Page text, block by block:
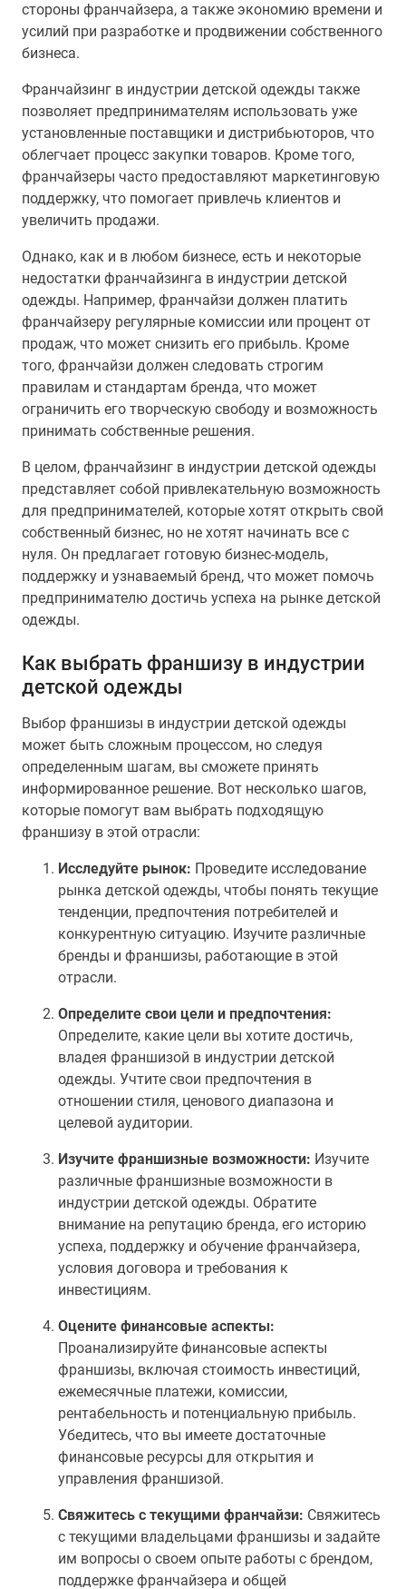
стороны франчайзера, а также экономию времени и
усилий при разработке и продвижении собственного
бизнеса.
Франчайзинг в индустрии детской одежды также
позволяет предпринимателям использовать уже
установленные поставщики и дистрибьюторов, что
облегчает процесс закупки товаров. Кроме того,
франчайзеры часто предоставляют маркетинговую
поддержку, что помогает привлечь клиентов и
увеличить продажи.
Однако, как и в любом бизнесе, есть и некоторые
недостатки франчайзинга в индустрии детской
одежды. Например, франчайзи должен платить
франчайзеру регулярные комиссии или процент от
продаж, что может снизить его прибыль. Кроме
того, франчайзи должен следовать строгим
правилам и стандартам бренда, что может
ограничить его творческую свободу и возможность
принимать собственные решения.
В целом, франчайзинг в индустрии детской одежды
представляет собой привлекательную возможность
для предпринимателей, которые хотят открыть свой
собственный бизнес, но не хотят начинать все с
нуля. Он предлагает готовую бизнес-модель,
поддержку и узнаваемый бренд, что может помочь
предпринимателю достичь успеха на рынке детской
одежды.
Как выбрать франшизу в индустрии
детской одежды
Выбор франшизы в индустрии детской одежды
может быть сложным процессом, но следуя
определенным шагам, вы сможете принять
информированное решение. Вот несколько шагов,
которые помогут вам выбрать подходящую
франшизу в этой отрасли:
Исследуйте рынок: Проведите исследование
рынка детской одежды, чтобы понять текущие
тенденции, предпочтения потребителей и
конкурентную ситуацию. Изучите различные
бренды и франшизы, работающие в этой
отрасли.
Определите свои цели и предпочтения:
Определите, какие цели вы хотите достичь,
владея франшизой в индустрии детской
одежды. Учтите свои предпочтения в
отношении стиля, ценового диапазона и
целевой аудитории.
Изучите франшизные возможности: Изучите
различные франшизные возможности в
индустрии детской одежды. Обратите
внимание на репутацию бренда, его историю
успеха, поддержку и обучение франчайзера,
условия договора и требования к
инвестициям.
Оцените финансовые аспекты:
Проанализируйте финансовые аспекты
франшизы, включая стоимость инвестиций,
ежемесячные платежи, комиссии,
рентабельность и потенциальную прибыль.
Убедитесь, что вы имеете достаточные
финансовые ресурсы для открытия и
управления франшизой.
Свяжитесь с текущими франчайзи: Свяжитесь
с текущими владельцами франшизы и задайте
им вопросы о своем опыте работы с брендом,
поддержке франчайзера и общей